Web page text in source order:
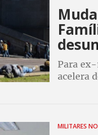
Para
acelera
MILITARES